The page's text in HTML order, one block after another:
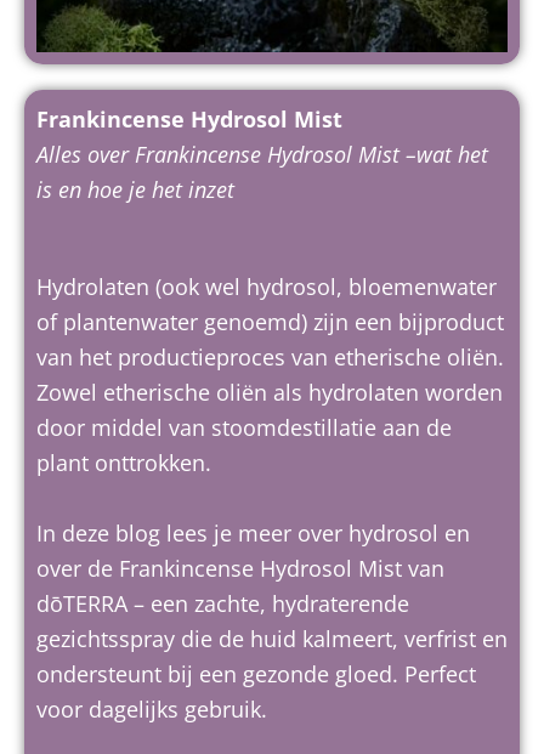
Frankincense Hydrosol Mist
Alles over Frankincense Hydrosol Mist –wat het
is en hoe je het inzet
Hydrolaten (ook wel hydrosol, bloemenwater
of plantenwater genoemd) zijn een bijproduct
van het productieproces van etherische oliën.
Zowel etherische oliën als hydrolaten worden
door middel van stoomdestillatie aan de
plant onttrokken.
In deze blog lees je meer over hydrosol en
over de Frankincense Hydrosol Mist van
dōTERRA – een zachte, hydraterende
gezichtsspray die de huid kalmeert, verfrist en
ondersteunt bij een gezonde gloed. Perfect
voor dagelijks gebruik.